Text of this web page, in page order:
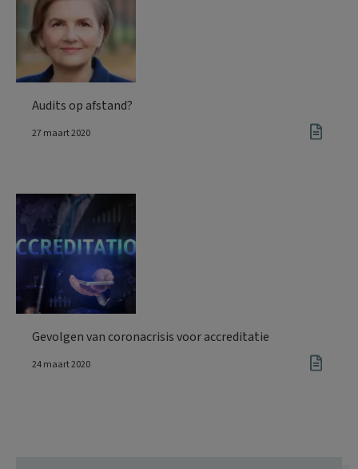
Audits op afstand?
27 maart 2020
Gevolgen van coronacrisis voor accreditatie
24 maart 2020